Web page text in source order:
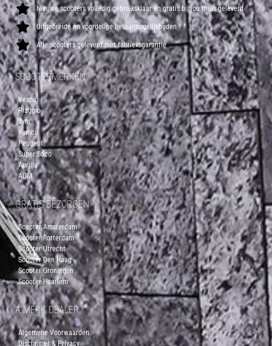
Nieuwe scooters volledig gebruiksklaar en gratis bij jou thuis geleverd
Uitgebreide en voordelige betaalmogelijkheden
Alle scooters geleverd met fabrieksgarantie
SCOOTERMERKEN
Vespa
Piaggio
Sym
Kymco
Peugeot
Super Soco
Aprilia
AGM
GRATIS BEZORGEN
Scooter Amsterdam
Scooter Rotterdam
Scooter Utrecht
Scooter Den Haag
Scooter Groningen
Scooter Haarlem
A-MERK DEALER
Algemene Voorwaarden
Disclaimer & Privacy